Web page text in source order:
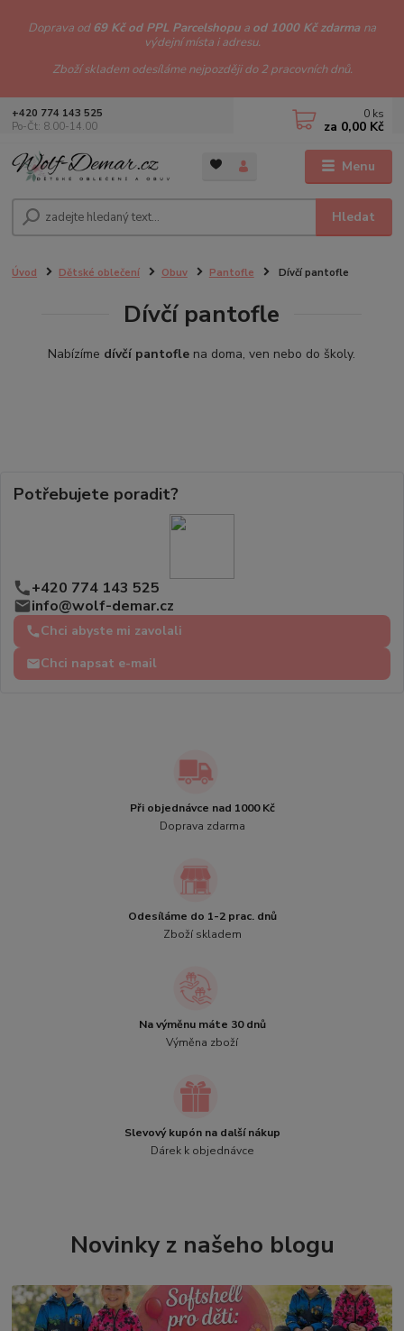
Doprava od69 Kč od PPL Parcelshopu a od 1000 Kč zdarma na
výdejní místa i adresu.
Zboží skladem odesíláme nejpozději do 2 pracovních dnů.
Menu
Hledat
+420 774 143 525
Po-Čt: 8.00-14.00
0 ks
za 0,00 Kč
Úvod Dětské oblečení Obuv Pantofle Dívčí pantofle
Dívčí pantofle
Nabízíme dívčí pantofle na doma, ven nebo do školy.
Potřebujete poradit?
+420 774 143 525
info@wolf-demar.cz
Chci abyste mi zavolali
Chci napsat e-mail
Při objednávce nad 1000 Kč
Doprava zdarma
Odesíláme do 1-2 prac. dnů
Zboží skladem
Na výměnu máte 30 dnů
Výměna zboží
Slevový kupón na další nákup
Dárek k objednávce
Novinky z našeho blogu